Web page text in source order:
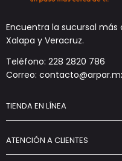
Encuentra la sucursal
Xalapa y Veracruz.
Teléfono: 228 2820 786
Correo:
TIENDA EN LÍNEA
ATENCIÓN A CLIENTES